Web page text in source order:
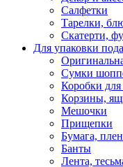
Салфетки
Тарелки,
Скатерти,
Для упаковки
Сумки
Коробки
Корзины,
Мешочки
Прищепки
Бумага,
Банты
Лента,